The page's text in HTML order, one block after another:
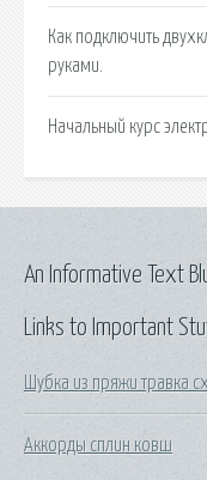
Как подключить
руками.
Начальный курс
Links to Important
Шубка из пряжи травка
Аккорды сплин ковш
An Informative Text